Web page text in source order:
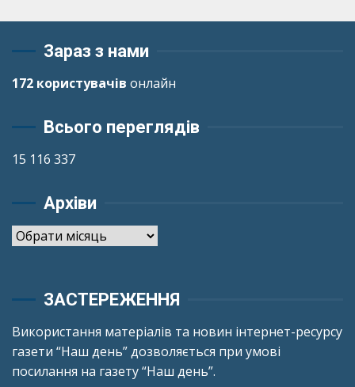
Зараз з нами
172 користувачів онлайн
Всього переглядів
15 116 337
Архіви
Архіви
ЗАСТЕРЕЖЕННЯ
Використання матеріалів та новин інтернет-ресурсу
газети “Наш день” дозволяється при умові
посилання на газету “Наш день”.